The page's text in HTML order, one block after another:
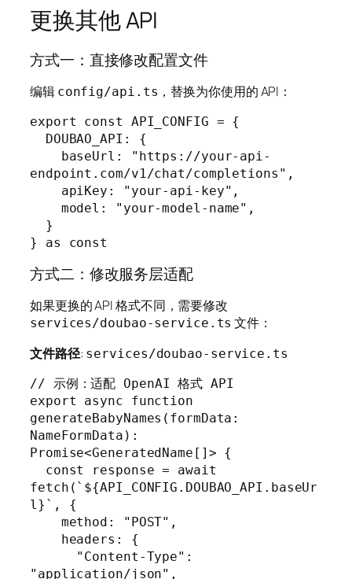
更换其他 API
方式一：直接修改配置文件
编辑 config/api.ts ，替换为你使用的 API：
export const API_CONFIG = {
endpoint.com/v1/chat/completions",
} as const
方式二：修改服务层适配
如果更换的 API 格式不同，需要修改
services/doubao-service.ts 文件：
文件路径: services/doubao-service.ts
// 示例：适配 OpenAI 格式 API
export async function
generateBabyNames(formData:
NameFormData):
Promise<GeneratedName[]> {
fetch(`${API_CONFIG.DOUBAO_API.baseUr
l}`, {
"application/json",